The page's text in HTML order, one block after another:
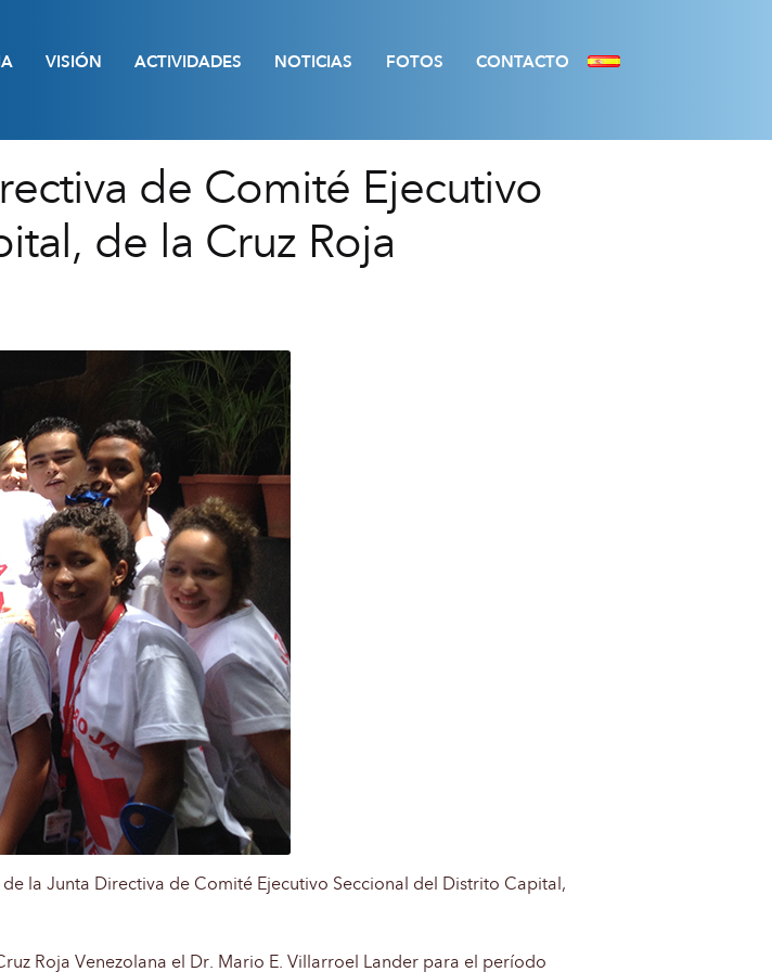
VISIÓN ACTIVIDADES NOTICIAS FOTOS CONTACTO
de Comité Ejecutivo
de la Cruz Roja
la Junta Directiva de Comité Ejecutivo Seccional del Distrito Capital,
Roja Venezolana el Dr. Mario E. Villarroel Lander para el período